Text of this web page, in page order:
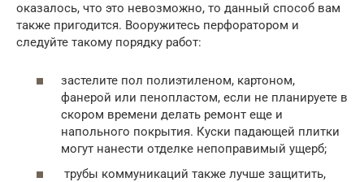
оказалось, что это невозможно, то данный способ вам
также пригодится. Вооружитесь перфоратором и
следуйте такому порядку работ:
застелите пол полиэтиленом, картоном,
фанерой или пенопластом, если не планируете в
скором времени делать ремонт еще и
напольного покрытия. Куски падающей плитки
могут нанести отделке непоправимый ущерб;
трубы коммуникаций также лучше защитить,